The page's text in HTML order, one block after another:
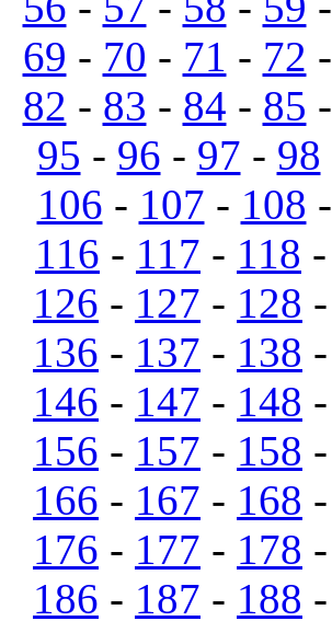
69 - 70 - 71 - 72 -
82 - 83 - 84 - 85 -
95 - 96 - 97 - 98
106 - 107 - 108 -
116 - 117 - 118 -
126 - 127 - 128 -
136 - 137 - 138 -
146 - 147 - 148 -
156 - 157 - 158 -
166 - 167 - 168 -
176 - 177 - 178 -
186 - 187 - 188 -